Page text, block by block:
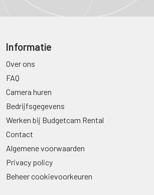
Informatie
Over ons
FAQ
Camera huren
Bedrijfsgegevens
Werken bij Budgetcam Rental
Contact
Algemene voorwaarden
Privacy policy
Beheer cookievoorkeuren